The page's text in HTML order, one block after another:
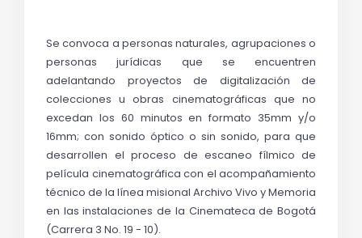
Se convoca a personas naturales, agrupaciones o
personas jurídicas que se encuentren
adelantando proyectos de digitalización de
colecciones u obras cinematográficas que no
excedan los 60 minutos en formato 35mm y/o
16mm; con sonido óptico o sin sonido, para que
desarrollen el proceso de escaneo fílmico de
película cinematográfica con el acompañamiento
técnico de la línea misional Archivo Vivo y Memoria
en las instalaciones de la Cinemateca de Bogotá
(Carrera 3 No. 19 - 10).